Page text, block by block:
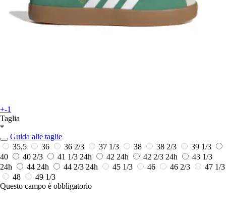
+-1
Taglia
*
Guida alle taglie
35,5
36 36 2/3 37 1/3 38 38 2/3
39 1/3
40
40 2/3 41 1/3 24h 42 24h 42 2/3 24h
43 1/3
24h
44 24h 44 2/3 24h 45 1/3 46 46 2/3
47 1/3
48
49 1/3
Questo campo è obbligatorio